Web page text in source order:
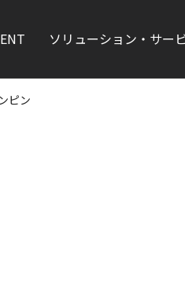
ソリューション・サー
ピン